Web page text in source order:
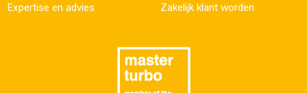
Expertise en advies
Zakelijk klant worden